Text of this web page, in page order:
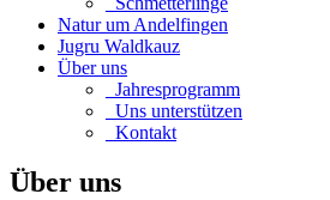
Natur um Andelfingen
Jugru Waldkauz
Über uns
_Jahresprogramm
_Uns unterstützen
_Kontakt
Über uns